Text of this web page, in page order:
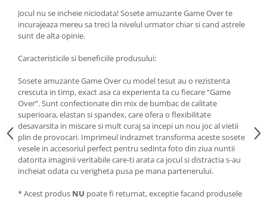
Jocul nu se incheie niciodata! Sosete amuzante Game Over te
incurajeaza mereu sa treci la nivelul urmator chiar si cand astrele
sunt de alta opinie.
Caracteristicile si beneficiile produsului:
Sosete amuzante Game Over cu model tesut au o rezistenta
crescuta in timp, exact asa ca experienta ta cu fiecare “Game
Over”. Sunt confectionate din mix de bumbac de calitate
superioara, elastan si spandex, care ofera o flexibilitate
desavarsita in miscare si mult curaj sa incepi un nou joc al vietii
plin de provocari. Imprimeul indraznet transforma aceste sosete
vesele in accesoriul perfect pentru sedinta foto din ziua nuntii
datorita imaginii veritabile care-ti arata ca jocul si distractia s-au
incheiat odata cu verigheta pusa pe mana partenerului.
* Acest produs NU poate fi returnat, exceptie facand produsele